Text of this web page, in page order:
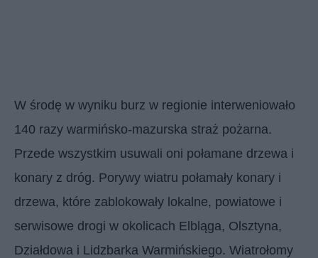
W środę w wyniku burz w regionie interweniowało
140 razy warmińsko-mazurska straż pożarna.
Przede wszystkim usuwali oni połamane drzewa i
konary z dróg. Porywy wiatru połamały konary i
drzewa, które zablokowały lokalne, powiatowe i
serwisowe drogi w okolicach Elbląga, Olsztyna,
Działdowa i Lidzbarka Warmińskiego. Wiatrołomy